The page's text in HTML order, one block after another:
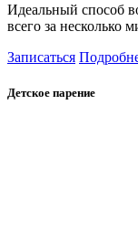
Идеальный способ
всего за несколько
Записаться
Детское парение